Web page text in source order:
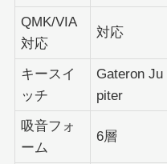
QMK/VIA
対応
対応
キースイ
ッチ
Gateron Ju
piter
吸音フォ
ーム
6層